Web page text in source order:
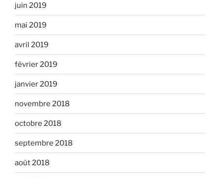
juin 2019
mai 2019
avril 2019
février 2019
janvier 2019
novembre 2018
octobre 2018
septembre 2018
août 2018